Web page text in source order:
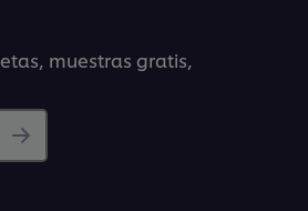
muestras gratis,